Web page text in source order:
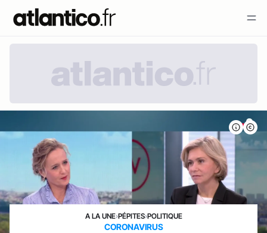
A LA UNE›PÉPITES›POLITIQUE
CORONAVIRUS